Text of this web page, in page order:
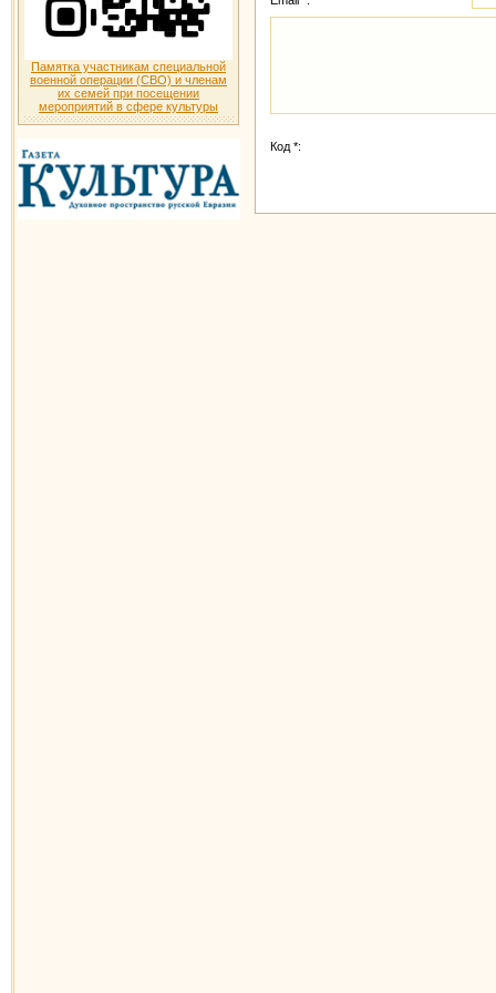
Памятка участникам специальной
военной операции (СВО) и членам
их семей при посещении
мероприятий в сфере культуры
Код *: